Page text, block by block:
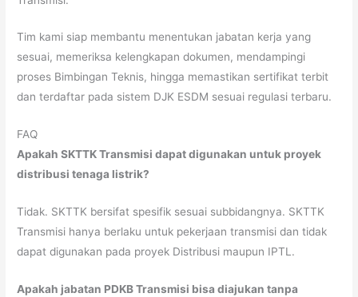
Tim kami siap membantu menentukan jabatan kerja yang
sesuai, memeriksa kelengkapan dokumen, mendampingi
proses Bimbingan Teknis, hingga memastikan sertifikat terbit
dan terdaftar pada sistem DJK ESDM sesuai regulasi terbaru.
FAQ
Apakah SKTTK Transmisi dapat digunakan untuk proyek
distribusi tenaga listrik?
Tidak. SKTTK bersifat spesifik sesuai subbidangnya. SKTTK
Transmisi hanya berlaku untuk pekerjaan transmisi dan tidak
dapat digunakan pada proyek Distribusi maupun IPTL.
Apakah jabatan PDKB Transmisi bisa diajukan tanpa